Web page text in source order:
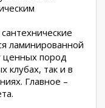
ламинированной
ценных пород
клубах, так и в
Главное –